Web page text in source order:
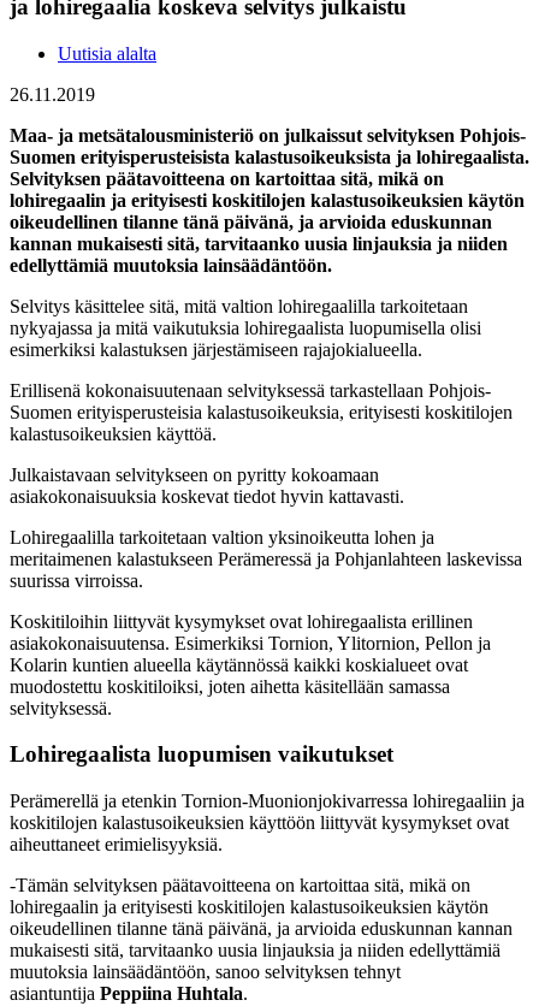
ja lohiregaalia koskeva selvitys julkaistu
Uutisia alalta
26.11.2019
Maa- ja metsätalousministeriö on julkaissut selvityksen Pohjois-
Suomen erityisperusteisista kalastusoikeuksista ja lohiregaalista.
Selvityksen päätavoitteena on kartoittaa sitä, mikä on
lohiregaalin ja erityisesti koskitilojen kalastusoikeuksien käytön
oikeudellinen tilanne tänä päivänä, ja arvioida eduskunnan
kannan mukaisesti sitä, tarvitaanko uusia linjauksia ja niiden
edellyt­tämiä muutoksia lainsäädäntöön.
Selvitys käsittelee sitä, mitä valtion lohiregaalilla tarkoitetaan
nykyajassa ja mitä vaikutuksia lohiregaalista luopumisella olisi
esimerkiksi kalastuksen järjestämiseen rajajokialueella.
Erillisenä kokonaisuutenaan selvityksessä tarkastellaan Pohjois-
Suomen erityisperusteisia kalastusoikeuksia, erityisesti koskitilojen
kalastusoikeuksien käyttöä.
Julkaistavaan selvitykseen on pyritty kokoamaan
asiakokonaisuuksia koskevat tiedot hyvin kattavasti.
Lohiregaalilla tarkoitetaan valtion yksinoikeutta lohen ja
meritaimenen kalastukseen Peräme­ressä ja Pohjanlahteen laskevissa
suurissa virroissa.
Koskitiloihin liittyvät kysy­mykset ovat lohiregaalista erillinen
asiakokonaisuutensa. Esimerkiksi Tornion, Ylitornion, Pellon ja
Kolarin kuntien alueella käy­tännössä kaikki koskialueet ovat
muodostettu koskitiloiksi, joten aihetta käsitellään samassa
selvityksessä.
Lohiregaalista luopumisen vaikutukset
Perämerellä ja etenkin Tornion-Muonionjokivarressa lohiregaaliin ja
koskitilojen kalastusoikeuksien käyttöön liittyvät kysymykset ovat
aiheuttaneet erimielisyyksiä.
-Tämän selvityksen päätavoitteena on kartoittaa sitä, mikä on
lohiregaalin ja erityisesti koskitilojen kalastusoikeuksien käytön
oikeudellinen tilanne tänä päivänä, ja arvioida eduskunnan kannan
mukaisesti sitä, tarvitaanko uusia linjauksia ja niiden edellyt­tämiä
muutoksia lainsäädäntöön, sanoo selvityksen tehnyt
asiantuntija Peppiina Huhtala.